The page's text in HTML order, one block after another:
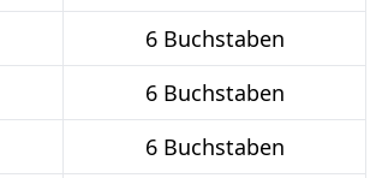
6 Buchstaben
6 Buchstaben
6 Buchstaben